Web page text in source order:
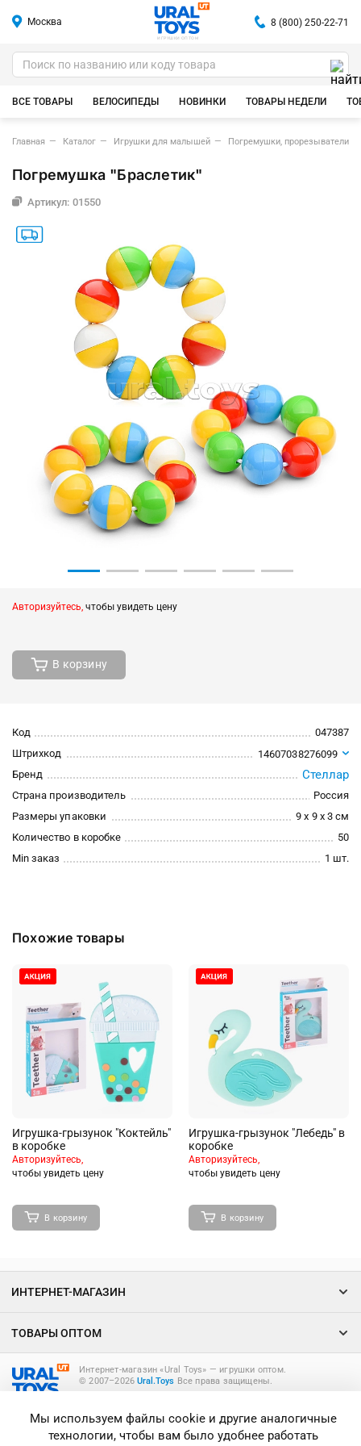
Москва
ИГРУШКИ ОПТОМ
8 (800) 250-22-71
ВСЕ ТОВАРЫ ВЕЛОСИПЕДЫ НОВИНКИ ТОВАРЫ НЕДЕЛИ
Главная Каталог Игрушки для малышей Погремушки, прорезыватели
Погремушка "Браслетик"
Артикул: 01550
Авторизуйтесь, чтобы увидеть цену
В корзину
Код
047387
Штрихкод
14607038276099
Бренд
Стеллар
Страна производитель
Россия
Размеры упаковки
9 x 9 x 3 см
Количество в коробке
50
Min заказ
1 шт.
Похожие товары
Игрушка-грызунок "Коктейль"
в коробке
Авторизуйтесь,
чтобы увидеть цену
В корзину
Игрушка-грызунок "Лебедь" в
коробке
Авторизуйтесь,
чтобы увидеть цену
В корзину
Интернет-магазин «Ural Toys» ― игрушки оптом.
© 2007–2026Ural.Toys Все права защищены.
ИНТЕРНЕТ-МАГАЗИН
ТОВАРЫ ОПТОМ
Мы используем файлы cookie и другие аналогичные
технологии, чтобы вам было удобнее работать